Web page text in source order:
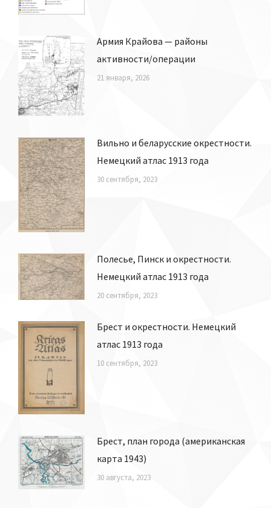
Армия Крайова — районы
активности/операции
21 января, 2026
Вильно и беларусские окрестности.
Немецкий атлас 1913 года
30 сентября, 2023
Полесье, Пинск и окрестности.
Немецкий атлас 1913 года
20 сентября, 2023
Брест и окрестности. Немецкий
атлас 1913 года
10 сентября, 2023
Брест, план города (американская
карта 1943)
30 августа, 2023